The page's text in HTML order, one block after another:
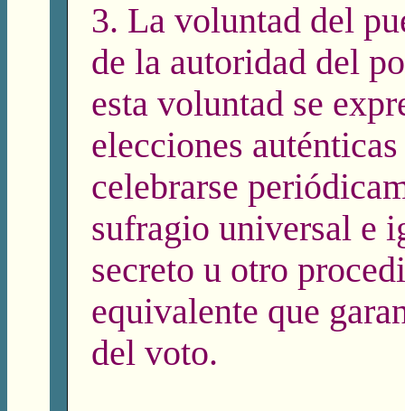
3. La voluntad del
de la autoridad del
esta voluntad se
elecciones
celebrarse
sufragio universal e
secreto u otro
equivalente que
del voto.